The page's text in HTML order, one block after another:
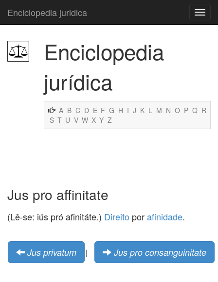
Enciclopedia juridica
Enciclopedia
jurídica
A B C D E F G H I J K L M N O P Q R
S T U V W X Y Z
Jus pro affinitate
(Lê-se: iús pró afinitáte.) Direito porafinidade.
Jus privatum | Jus pro consanguinitate